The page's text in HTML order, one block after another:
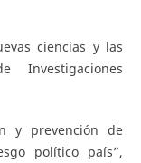
ciencias y las
Investigaciones
y prevención de
político país”,